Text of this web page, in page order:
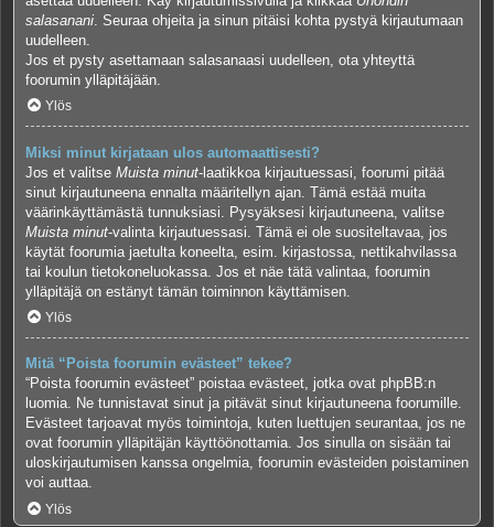
salasanani . Seuraa ohjeita ja sinun pitäisi kohta pystyä kirjautumaan
uudelleen.
Jos et pysty asettamaan salasanaasi uudelleen, ota yhteyttä
foorumin ylläpitäjään.
Ylös
Miksi minut kirjataan ulos automaattisesti?
Jos et valitse Muista minut-laatikkoa kirjautuessasi, foorumi pitää
sinut kirjautuneena ennalta määritellyn ajan. Tämä estää muita
väärinkäyttämästä tunnuksiasi. Pysyäksesi kirjautuneena, valitse
Muista minut-valinta kirjautuessasi. Tämä ei ole suositeltavaa, jos
käytät foorumia jaetulta koneelta, esim. kirjastossa, nettikahvilassa
tai koulun tietokoneluokassa. Jos et näe tätä valintaa, foorumin
ylläpitäjä on estänyt tämän toiminnon käyttämisen.
Ylös
Mitä “Poista foorumin evästeet” tekee?
“Poista foorumin evästeet” poistaa evästeet, jotka ovat phpBB:n
luomia. Ne tunnistavat sinut ja pitävät sinut kirjautuneena foorumille.
Evästeet tarjoavat myös toimintoja, kuten luettujen seurantaa, jos ne
ovat foorumin ylläpitäjän käyttöönottamia. Jos sinulla on sisään tai
uloskirjautumisen kanssa ongelmia, foorumin evästeiden poistaminen
voi auttaa.
Ylös